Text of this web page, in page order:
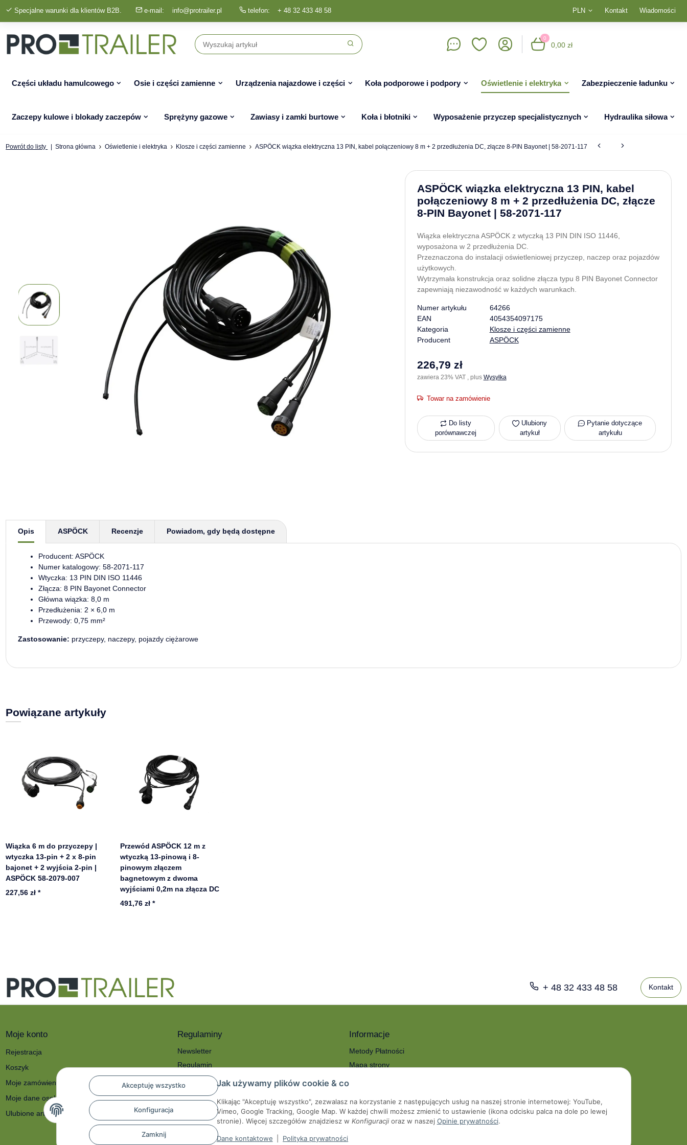
Akceptuję wszystko
Konfiguracja
Zamknij
Jak używamy plików cookie & co
Klikając "Akceptuję wszystko", zezwalasz na korzystanie z następujących usług na naszej stronie internetowej: YouTube,
Vimeo, Google Tracking, Google Map. W każdej chwili możesz zmienić to ustawienie (ikona odcisku palca na dole po lewej
stronie). Więcej szczegółów znajdziesz w Konfiguracjioraz w naszej Opinie prywatności.
Dane kontaktowe Polityka prywatności
PLN Kontakt Wiadomości
Specjalne warunki dla klientów B2B. e-mail: info@protrailer.pl telefon: + 48 32 433 48 58
0
0,00 zł
Części układu hamulcowego Osie i części zamienne Urządzenia najazdowe i części Koła podporowe i podpory Oświetlenie i elektryka Zabezpieczenie ładunku
Zaczepy kulowe i blokady zaczepów Sprężyny gazowe Zawiasy i zamki burtowe Koła i błotniki Wyposażenie przyczep specjalistycznych Hydraulika siłowa
Powrót do listy Strona główna Oświetlenie i elektryka Klosze i części zamienne ASPÖCK wiązka elektryczna 13 PIN, kabel połączeniowy 8 m + 2 przedłużenia DC, złącze 8-PIN Bayonet | 58-2071-117
ASPÖCK wiązka elektryczna 13 PIN, kabel
połączeniowy 8 m + 2 przedłużenia DC, złącze
8-PIN Bayonet | 58-2071-117
Wiązka elektryczna ASPÖCK z wtyczką 13 PIN DIN ISO 11446,
wyposażona w 2 przedłużenia DC.
Przeznaczona do instalacji oświetleniowej przyczep, naczep oraz pojazdów
użytkowych.
Wytrzymała konstrukcja oraz solidne złącza typu 8 PIN Bayonet Connector
zapewniają niezawodność w każdych warunkach.
Numer artykułu
64266
EAN
4054354097175
Kategoria
Klosze i części zamienne
Producent
ASPÖCK
226,79 zł
zawiera 23% VAT , plus Wysyłka
Towar na zamówienie
Do listy
porównawczej
Ulubiony
artykuł
Pytanie dotyczące
artykułu
Opis
ASPÖCK Recenzje Powiadom, gdy będą dostępne
Producent: ASPÖCK
Numer katalogowy: 58-2071-117
Wtyczka: 13 PIN DIN ISO 11446
Złącza: 8 PIN Bayonet Connector
Główna wiązka: 8,0 m
Przedłużenia: 2 × 6,0 m
Przewody: 0,75 mm²
Zastosowanie: przyczepy, naczepy, pojazdy ciężarowe
Powiązane artykuły
Wiązka 6 m do przyczepy |
wtyczka 13-pin + 2 x 8-pin
bajonet + 2 wyjścia 2-pin |
ASPÖCK 58-2079-007
227,56 zł*
Przewód ASPÖCK 12 m z
wtyczką 13-pinową i 8-
pinowym złączem
bagnetowym z dwoma
wyjściami 0,2m na złącza DC
491,76 zł*
+ 48 32 433 48 58 Kontakt
Moje konto
Rejestracja
Koszyk
Moje zamówienia
Moje dane osobowe
Ulubione artykuły
Regulaminy
Newsletter
Regulamin
Polityka prywatności
Reklamacje i zwroty
Dane kontaktowe
Prawo do odstąpienia od umowy
Informacje
Metody Płatności
Mapa strony
Serwis